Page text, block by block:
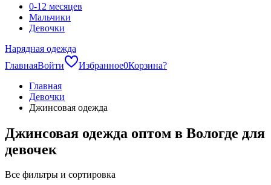
0-12 месяцев
Мальчики
Девочки
Нарядная одежда
ГлавнаяВойти Избранное0Корзина?
Главная
Девочки
Джинсовая одежда
Джинсовая одежда оптом в Вологде для
девочек
Все фильтры и сортировка